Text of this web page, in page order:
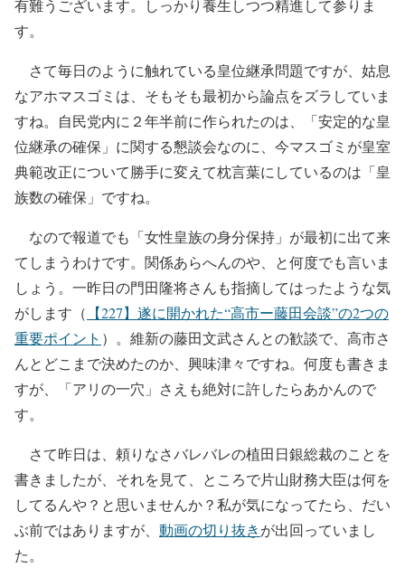
有難うございます。しっかり養生しつつ精進して参りま
す。
さて毎日のように触れている皇位継承問題ですが、姑息
なアホマスゴミは、そもそも最初から論点をズラしていま
すね。自民党内に２年半前に作られたのは、「安定的な皇
位継承の確保」に関する懇談会なのに、今マスゴミが皇室
典範改正について勝手に変えて枕言葉にしているのは「皇
族数の確保」ですね。
なので報道でも「女性皇族の身分保持」が最初に出て来
てしまうわけです。関係あらへんのや、と何度でも言いま
しょう。一昨日の門田隆将さんも指摘してはったような気
がします（ 【227】遂に開かれた“高市ー藤田会談”の2つの
重要ポイント ）。維新の藤田文武さんとの歓談で、高市さ
んとどこまで決めたのか、興味津々ですね。何度も書きま
すが、「アリの一穴」さえも絶対に許したらあかんので
す。
さて昨日は、頼りなさバレバレの植田日銀総裁のことを
書きましたが、それを見て、ところで片山財務大臣は何を
してるんや？と思いませんか？私が気になってたら、だい
ぶ前ではありますが、 動画の切り抜きが出回っていまし
た。